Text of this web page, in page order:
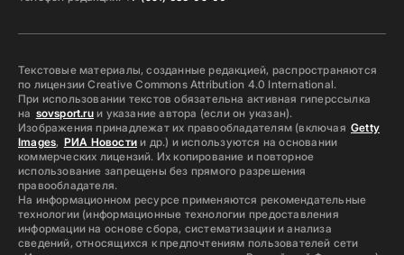
Текстовые материалы, созданные редакцией, распространяются
по лицензии Creative Commons Attribution 4.0 International.
При использовании текстов обязательна активная гиперссылка
на sovsport.ruи указание автора (если он указан).
Изображения принадлежат их правообладателям (включая Getty
Images, РИА Новостии др.) и используются на основании
коммерческих лицензий. Их копирование и повторное
использование запрещены без прямого разрешения
правообладателя.
На информационном ресурсе применяются рекомендательные
технологии (информационные технологии предоставления
информации на основе сбора, систематизации и анализа
сведений, относящихся к предпочтениям пользователей сети